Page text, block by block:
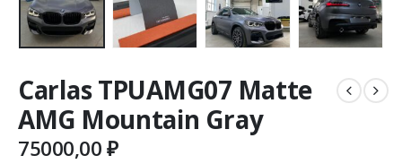
Carlas TPUAMG07 Matte
AMG Mountain Gray
75000,00₽